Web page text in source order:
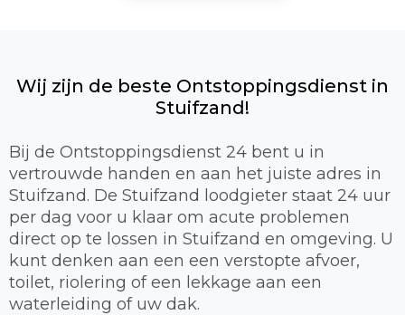
Wij zijn de beste Ontstoppingsdienst in
Stuifzand!
Bij de Ontstoppingsdienst 24 bent u in
vertrouwde handen en aan het juiste adres in
Stuifzand. De Stuifzand loodgieter staat 24 uur
per dag voor u klaar om acute problemen
direct op te lossen in Stuifzand en omgeving. U
kunt denken aan een een verstopte afvoer,
toilet, riolering of een lekkage aan een
waterleiding of uw dak.